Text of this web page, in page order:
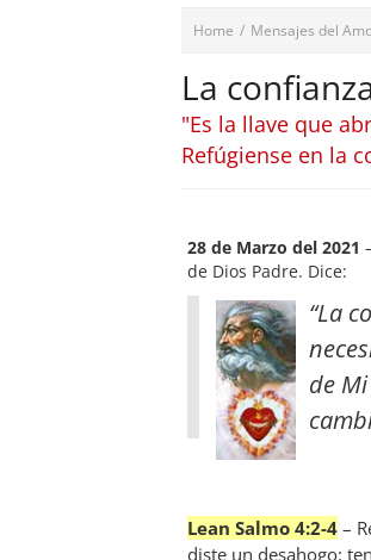
Home / Mensajes del
La
"Es la llave que
Refúgiense en la
28 de Marzo del 2021
de Dios Padre. Dice:
“La
de
Lean Salmo 4:2-4 –
diste un desahogo: